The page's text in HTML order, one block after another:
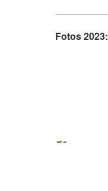
Fotos 2023: